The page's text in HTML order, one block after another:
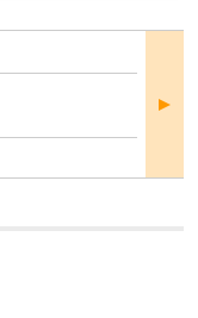
部屋
詳細